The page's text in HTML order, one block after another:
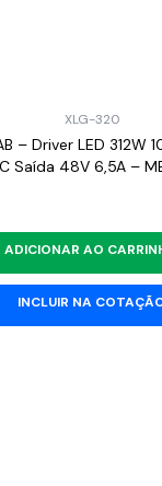
XLG-320
– Driver LED 312W
Saída 48V 6,5A –
ADICIONAR AO
INCLUIR NA